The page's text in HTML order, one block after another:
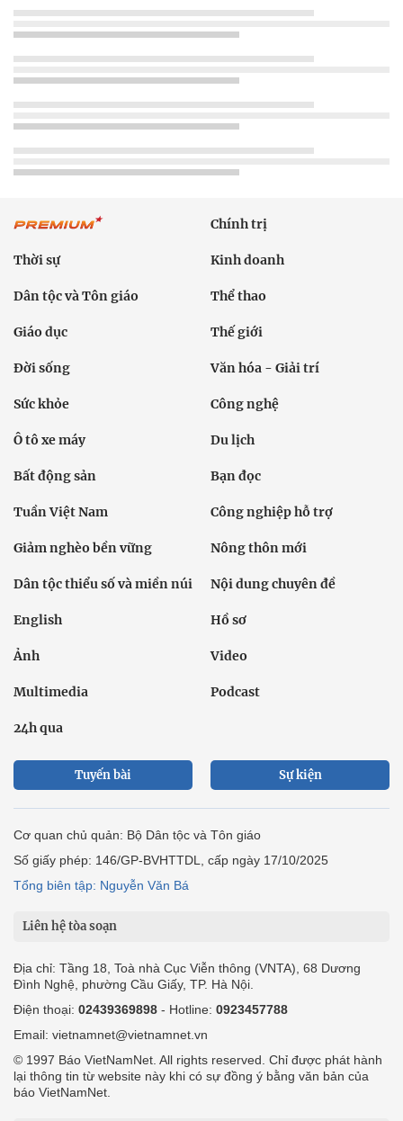
Chính trị
Thời sự Kinh doanh
Dân tộc và Tôn giáo Thể thao
Giáo dục Thế giới
Đời sống Văn hóa - Giải trí
Sức khỏe Công nghệ
Ô tô xe máy Du lịch
Bất động sản Bạn đọc
Tuần Việt Nam Công nghiệp hỗ trợ
Giảm nghèo bền vững Nông thôn mới
Dân tộc thiểu số và miền núi Nội dung chuyên đề
English Hồ sơ
Ảnh Video
Multimedia Podcast
24h qua
Tuyến bài Sự kiện
Cơ quan chủ quản: Bộ Dân tộc và Tôn giáo
Số giấy phép: 146/GP-BVHTTDL, cấp ngày 17/10/2025
Tổng biên tập: Nguyễn Văn Bá
Liên hệ tòa soạn
Địa chỉ: Tầng 18, Toà nhà Cục Viễn thông (VNTA), 68 Dương
Đình Nghệ, phường Cầu Giấy, TP. Hà Nội.
Điện thoại: 02439369898 - Hotline: 0923457788
Email: vietnamnet@vietnamnet.vn
© 1997 Báo VietNamNet. All rights reserved. Chỉ được phát hành
lại thông tin từ website này khi có sự đồng ý bằng văn bản của
báo VietNamNet.